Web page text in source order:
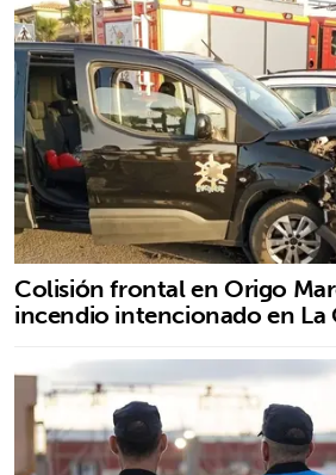
Colisión frontal en Origo
incendio intencionado en La